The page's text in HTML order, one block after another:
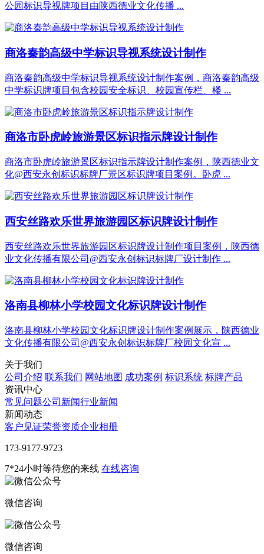
公园标识导视牌项目由陕西德业文化传播 ...
商洛秦韵高级中学标识导视系统设计制作
商洛秦韵高级中学标识导视系统设计制作案例，商洛秦韵高级
中学标识牌项目包含校园安全标识、校园宣传栏、楼 ...
商洛市卧虎岭旅游景区标识指示牌设计制作
商洛市卧虎岭旅游景区标识指示牌设计制作案例，陕西德业文
化@西安永创标识标牌厂景区标识牌项目案例。卧虎 ...
西安丝路欢乐世界旅游园区标识牌设计制作
西安丝路欢乐世界旅游园区标识牌设计制作项目案例，陕西德
业文化传播有限公司@西安永创标识标牌厂设计制作 ...
洛南县柳林小学校园文化标识牌设计制作
洛南县柳林小学校园文化标识牌设计制作案例展示，陕西德业
文化传播有限公司@西安永创标识标牌厂校园文化宣 ...
关于我们
公司介绍 联系我们 网站地图 成功案例 标识系统 标牌产品
资讯中心
常见问题公司新闻行业新闻
新闻动态
客户见证荣誉资质企业相册
‭173-9177-9723
7*24小时等待您的来线 在线咨询
微信咨询
微信咨询